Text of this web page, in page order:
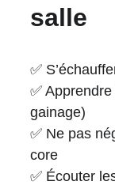
salle
✅
✅
gainage)
✅ Ne pas
core
✅ Écouter